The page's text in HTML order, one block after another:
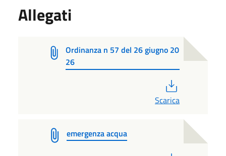
Allegati
Ordinanza n 57 del 26 giugno 20
26
Scarica
emergenza acqua